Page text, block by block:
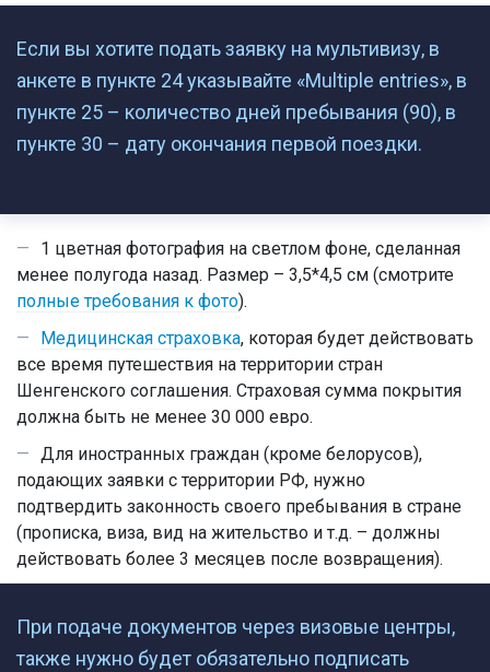
Если вы хотите подать заявку на мультивизу, в
анкете в пункте 24 указывайте «Multiple entries», в
пункте 25 – количество дней пребывания (90), в
пункте 30 – дату окончания первой поездки.
1 цветная фотография на светлом фоне, сделанная
менее полугода назад. Размер – 3,5*4,5 см (смотрите
полные требования к фото).
Медицинская страховка, которая будет действовать
все время путешествия на территории стран
Шенгенского соглашения. Страховая сумма покрытия
должна быть не менее 30 000 евро.
Для иностранных граждан (кроме белорусов),
подающих заявки с территории РФ, нужно
подтвердить законность своего пребывания в стране
(прописка, виза, вид на жительство и т.д. – должны
действовать более 3 месяцев после возвращения).
При подаче документов через визовые центры,
также нужно будет обязательно подписать